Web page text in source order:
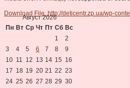
Download File: http://deticentr.zp.ua/wp-
Август 2026
Пн Вт Ср Чт Пт Сб Вс
1
2
3
4 5 6 7 8
9
10 11 12 13 14 15 16
17 18 19 20 21 22 23
24 25 26 27 28 29 30